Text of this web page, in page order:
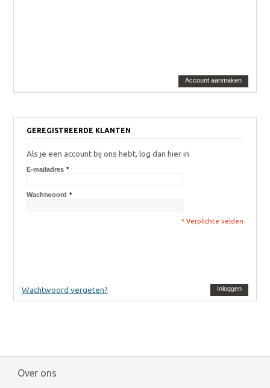
Account aanmaken
GEREGISTREERDE KLANTEN
Als je een account bij ons hebt, log dan hier in
*
E-mailadres
*
Wachtwoord
* Verplichte velden
Wachtwoord vergeten? Inloggen
Over ons